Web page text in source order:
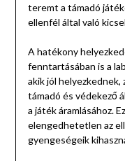
teremt a támadó
ellenfél által való
A hatékony
fenntartásában is a
akik jól
támadó és védekező
a játék áramlásához.
elengedhetetlen az
gyengeségeik